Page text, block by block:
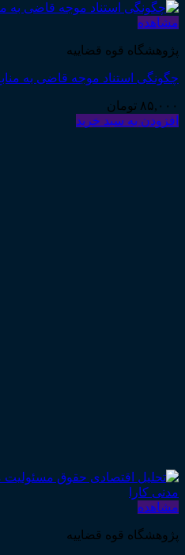
مشاهده
پژوهشگاه قوه قضاییه
چگونگی استناد موجه قاضی به
۸۵,۰۰۰ تومان
افزودن به سبد خرید
مشاهده
پژوهشگاه قوه قضاییه